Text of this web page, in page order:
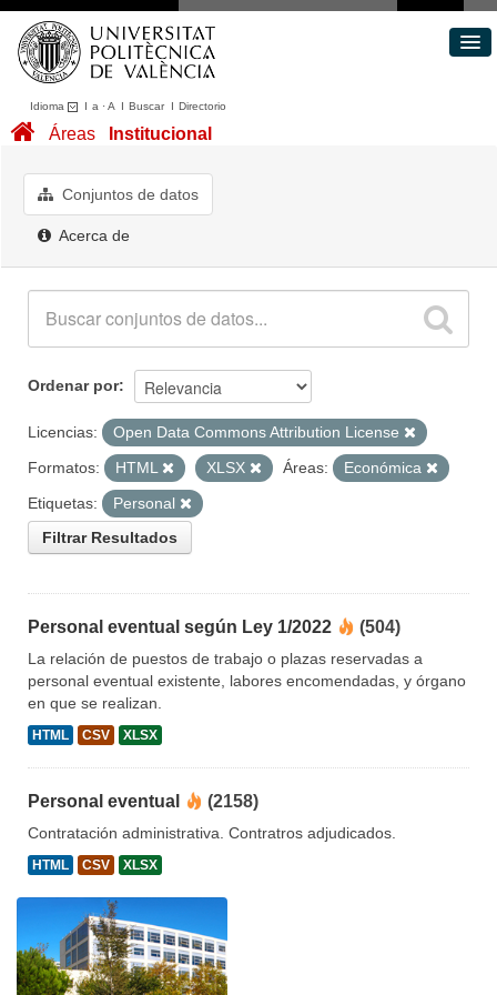
Idioma I a ·A I BuscarI Directorio
Conjuntos de datos
Acerca de
Áreas Institucional
Conjuntos de datos
Acerca de
Ordenar por
Licencias:
Open Data Commons Attribution License
Formatos:
HTML XLSX Áreas:
Económica
Etiquetas:
Personal
Filtrar Resultados
Personal eventual según Ley 1/2022 (504)
La relación de puestos de trabajo o plazas reservadas a
personal eventual existente, labores encomendadas, y órgano
en que se realizan.
HTML CSV XLSX
Personal eventual (2158)
Contratación administrativa. Contratros adjudicados.
HTML CSV XLSX